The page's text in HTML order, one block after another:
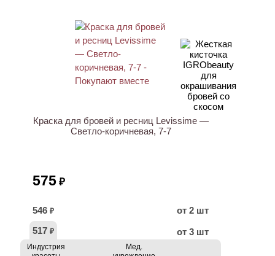
Краска для бровей и ресниц Levissime —
Светло-коричневая, 7-7
575 ₽
546 ₽
от 2 шт
517 ₽ от 3 шт
Индустрия
Мед.